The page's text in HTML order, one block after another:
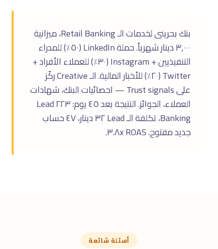
بنك بحرينى لخدمات الـ Retail Banking، ميزانية
٣,٠٠٠ دينار شهرياً. حملة LinkedIn (٥٠٪) للمدراء
التنفيذيين + Instagram (٣٠٪) للعملاء الأفراد +
Twitter (٢٠٪) للأخبار المالية. الـ Creative ركّز
على Trust signals — احصائيات البنك، شهادات
العملاء، الجوائز. النتيجة بعد ٤٥ يوم: ٢٢٣ Lead
Banking، تكلفة الـ Lead ٣٢ دينار، ٤٧ حساب
جديد مفتوح. ROAS ٣.٨x.
أسئلة شائعة